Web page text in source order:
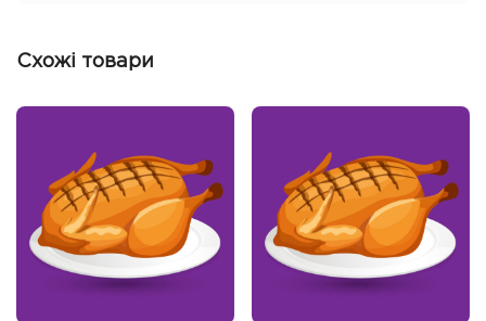
Схожі товари